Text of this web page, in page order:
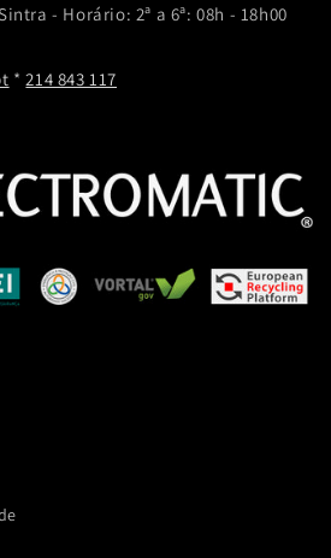
- Horário: 2ª a 6ª: 08h - 18h00
*214 843 117